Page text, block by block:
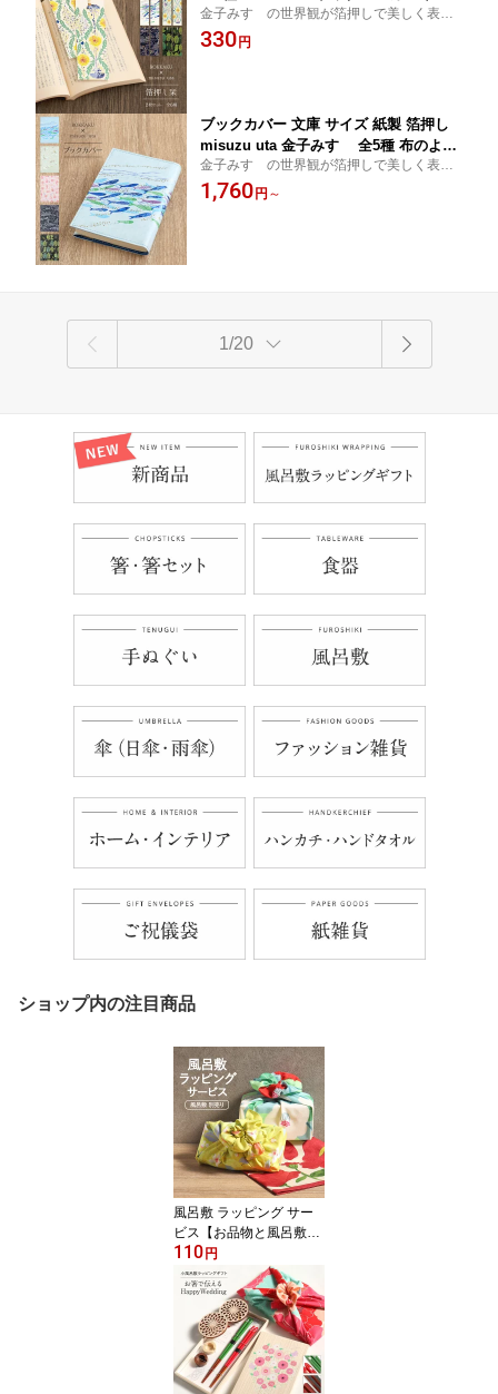
柄 ブックマーク おしゃれ かわいい 可
愛い 大人 紙 雑貨 文庫本 本 日本 雑貨
金子みすゞの世界観が箔押しで美しく表現
された栞2枚セット。 読書の時間がより楽
しくなる一品は、自分用にもちょっとした
330 円
ブックカバー 文庫 サイズ 紙製 箔押し
misuzu uta 金子みすゞ 全5種 布のよう
な質感 約3cm厚さまで対応 A6 日本製 P
APTIC ROKKAKU おしゃれ 可愛い ブル
金子みすゞの世界観が箔押しで美しく表現
されたブックカバー。文庫本用サイズ。読
書の時間がより楽しくなる一品は、自分用
1,760 円 ～
1/20
ショップ内の注目商品
風呂敷 ラッピング サー
ビス【お品物と風呂敷と
同時購入専用】 選べる
風呂敷 ギフト プレゼン
ト 贈り物
110 円